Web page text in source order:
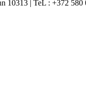
10313 | TeL : +372 580